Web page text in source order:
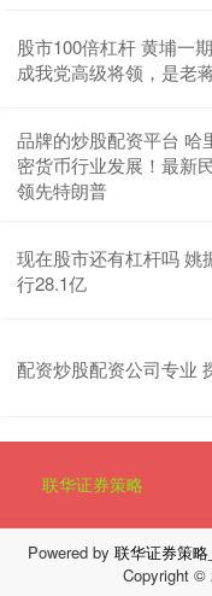
股市100倍杠杆 黄埔一
成我党高级将领，是老
品牌的炒股配资平台 哈
密货币行业发展！最新
领先特朗普
现在股市还有杠杆吗 姚
行28.1亿
配资炒股配资公司专业
联华证券策略
Powered by 联华证券策
Copyright ©